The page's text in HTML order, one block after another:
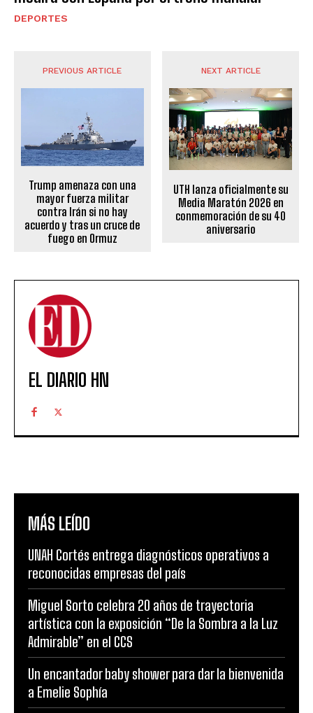
DEPORTES
PREVIOUS ARTICLE
Trump amenaza con una
mayor fuerza militar
contra Irán si no hay
acuerdo y tras un cruce de
fuego en Ormuz
NEXT ARTICLE
UTH lanza oficialmente su
Media Maratón 2026 en
conmemoración de su 40
aniversario
EL DIARIO HN
MÁS LEÍDO
UNAH Cortés entrega diagnósticos operativos a
reconocidas empresas del país
Miguel Sorto celebra 20 años de trayectoria
artística con la exposición “De la Sombra a la Luz
Admirable” en el CCS
Un encantador baby shower para dar la bienvenida
a Emelie Sophía